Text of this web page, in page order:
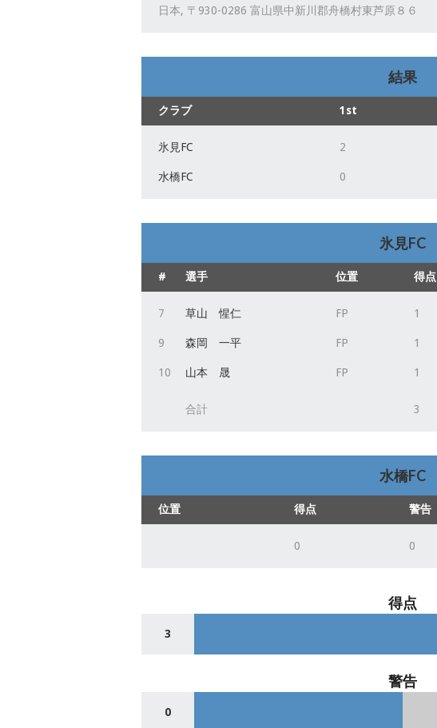
日本, 〒930-0286 富山県中新川郡舟橋村東芦原８６
結果
クラブ 1st
氷見FC 2
水橋FC 0
氷見FC
# 選手 位置 得点
7 草山 惺仁 FP 1
9 森岡 一平 FP 1
10 山本 晟 FP 1
合計 3
水橋FC
位置 得点 警告
0 0
得点
3
警告
0